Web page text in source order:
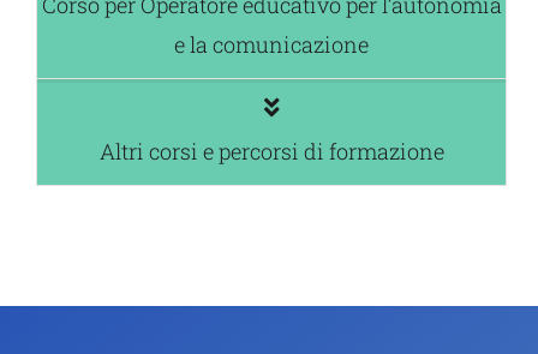
e la comunicazione
Altri corsi e percorsi di formazione